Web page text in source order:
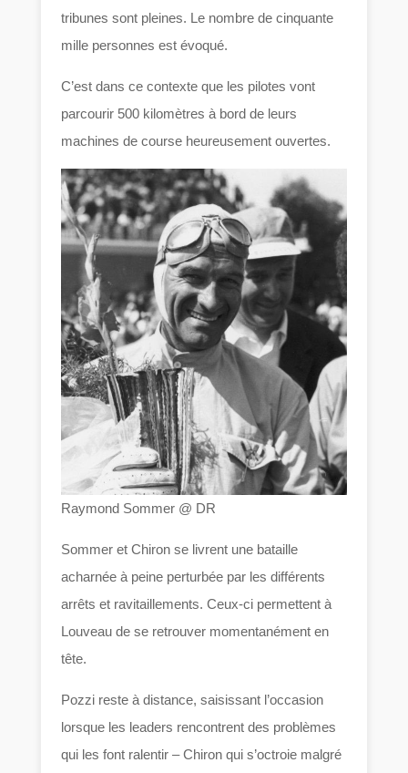
tribunes sont pleines. Le nombre de cinquante
mille personnes est évoqué.
C’est dans ce contexte que les pilotes vont
parcourir 500 kilomètres à bord de leurs
machines de course heureusement ouvertes.
Raymond Sommer @ DR
Sommer et Chiron se livrent une bataille
acharnée à peine perturbée par les différents
arrêts et ravitaillements. Ceux-ci permettent à
Louveau de se retrouver momentanément en
tête.
Pozzi reste à distance, saisissant l’occasion
lorsque les leaders rencontrent des problèmes
qui les font ralentir – Chiron qui s’octroie malgré